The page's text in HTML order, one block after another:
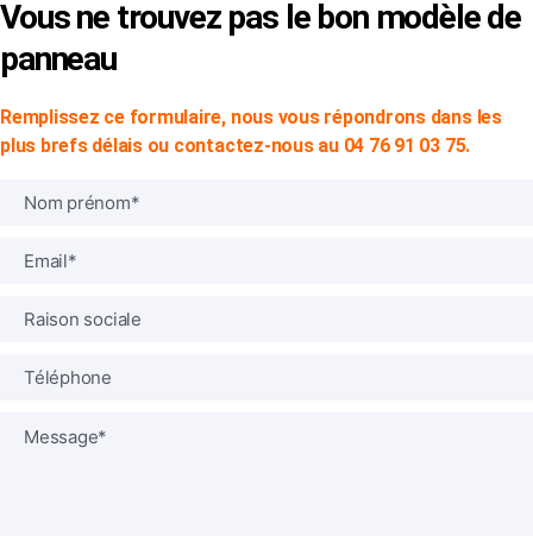
Vous ne trouvez pas le bon modèle de
panneau
Remplissez ce formulaire, nous vous répondrons dans les
plus brefs délais ou contactez-nous au 04 76 91 03 75.